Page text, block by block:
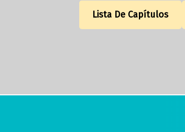
Lista De Capítulos